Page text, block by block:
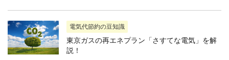
電気代節約の豆知識
東京ガスの再エネプラン「さすてな電気」を解
説！